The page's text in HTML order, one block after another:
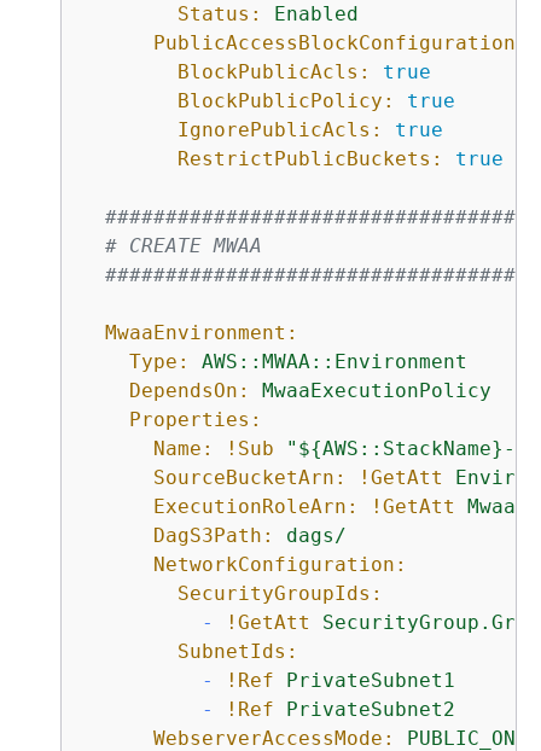
Status:
Enabled
PublicAccessBlockConfiguration:
BlockPublicAcls:
true
BlockPublicPolicy:
true
IgnorePublicAcls:
true
RestrictPublicBuckets:
true
# CREATE MWAA
MwaaEnvironment:
Type:
AWS::MWAA::Environment
DependsOn:
MwaaExecutionPolicy
Properties:
Name:
!Sub "${AWS::StackName}-
SourceBucketArn:
!GetAtt
ExecutionRoleArn:
!GetAtt
DagS3Path:
dags/
NetworkConfiguration:
SecurityGroupIds:
-
!GetAtt
SubnetIds:
-
!Ref
PrivateSubnet1
-
!Ref
PrivateSubnet2
WebserverAccessMode:
PUBLIC_ONLY